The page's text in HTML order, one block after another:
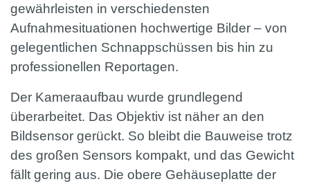
gewährleisten in verschiedensten
Aufnahmesituationen hochwertige Bilder – von
gelegentlichen Schnappschüssen bis hin zu
professionellen Reportagen.
Der Kameraaufbau wurde grundlegend
überarbeitet. Das Objektiv ist näher an den
Bildsensor gerückt. So bleibt die Bauweise trotz
des großen Sensors kompakt, und das Gewicht
fällt gering aus. Die obere Gehäuseplatte der